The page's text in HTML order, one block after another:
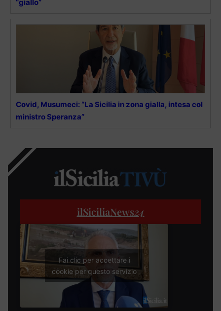
“giallo”
Covid, Musumeci: “La Sicilia in zona gialla, intesa col
ministro Speranza”
ilSiciliaNews24
Fai clic per accettare i
cookie per questo servizio